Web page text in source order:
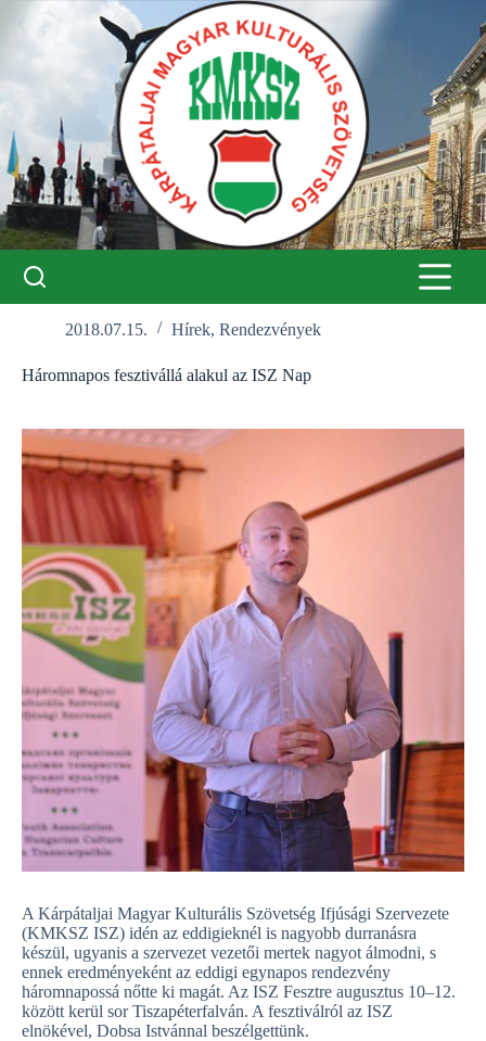
2018.07.15. Hírek, Rendezvények
Háromnapos fesztivállá alakul az ISZ Nap
A Kárpátaljai Magyar Kulturális Szövetség Ifjúsági Szervezete
(KMKSZ ISZ) idén az eddigieknél is nagyobb durranásra
készül, ugyanis a szervezet vezetői mertek nagyot álmodni, s
ennek eredményeként az eddigi egynapos rendezvény
háromnapossá nőtte ki magát. Az ISZ Fesztre augusztus 10–12.
között kerül sor Tiszapéterfalván. A fesztiválról az ISZ
elnökével, Dobsa Istvánnal beszélgettünk.